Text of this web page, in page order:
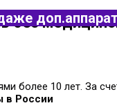
без
более 10 лет. За
в России